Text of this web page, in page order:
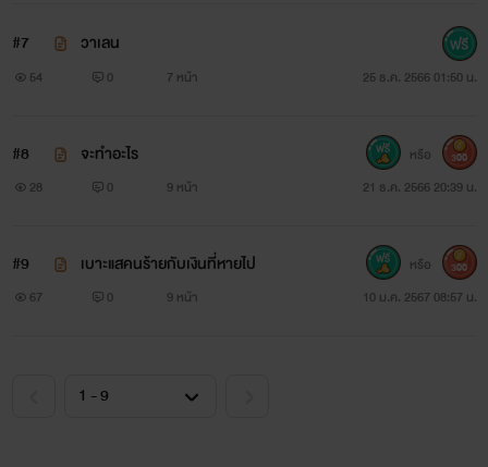
#7 วาเลน
54 0 7 หน้า 25 ธ.ค. 2566 01:50 น.
#8 จะทำอะไร
28 0 9 หน้า 21 ธ.ค. 2566 20:39 น.
หรือ 300
#9 เบาะแสคนร้ายกับเงินที่หายไป
67 0 9 หน้า 10 ม.ค. 2567 08:57 น.
หรือ 300